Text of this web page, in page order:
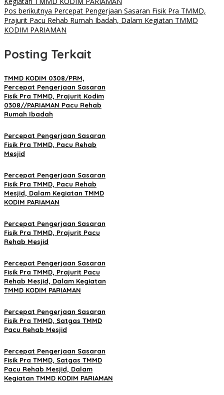
Pos berikutnya Percepat Pengerjaan Sasaran Fisik Pra TMMD,
Prajurit Pacu Rehab Rumah Ibadah, Dalam Kegiatan TMMD
KODIM PARIAMAN
Posting Terkait
TMMD KODIM 0308/PRM,
Percepat Pengerjaan Sasaran
Fisik Pra TMMD, Prajurit Kodim
0308//PARIAMAN Pacu Rehab
Rumah Ibadah
Percepat Pengerjaan Sasaran
Fisik Pra TMMD, Pacu Rehab
Mesjid
Percepat Pengerjaan Sasaran
Fisik Pra TMMD, Pacu Rehab
Mesjid, Dalam Kegiatan TMMD
KODIM PARIAMAN
Percepat Pengerjaan Sasaran
Fisik Pra TMMD, Prajurit Pacu
Rehab Mesjid
Percepat Pengerjaan Sasaran
Fisik Pra TMMD, Prajurit Pacu
Rehab Mesjid, Dalam Kegiatan
TMMD KODIM PARIAMAN
Percepat Pengerjaan Sasaran
Fisik Pra TMMD, Satgas TMMD
Pacu Rehab Mesjid
Percepat Pengerjaan Sasaran
Fisik Pra TMMD, Satgas TMMD
Pacu Rehab Mesjid, Dalam
Kegiatan TMMD KODIM PARIAMAN